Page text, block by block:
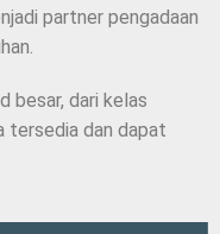
partner pengadaan
besar, dari kelas
tersedia dan dapat